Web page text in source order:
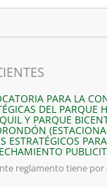
PARA LA
DEL PARQUE
Y PARQUE
ESTRATÉGICOS PARA
reglamento tiene